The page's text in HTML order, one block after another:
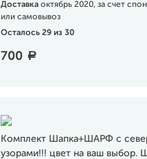
Доставка октябрь 2020, за счет
или самовывоз
Осталось 29 из 30
700 a
Комплект Шапка+ШАРФ с
узорами!!! цвет на ваш выбор.